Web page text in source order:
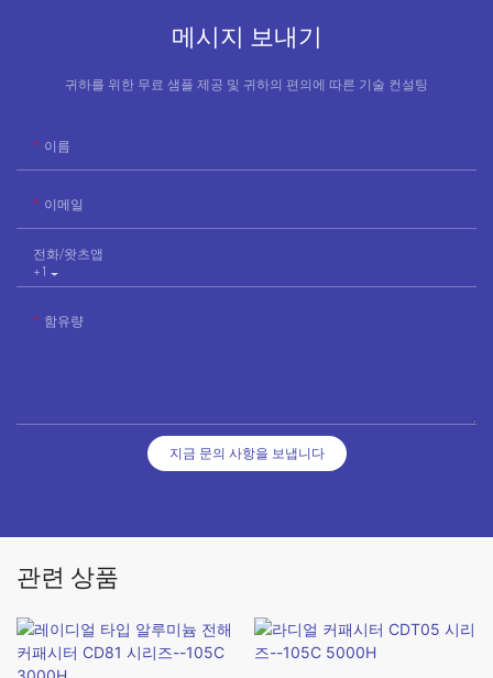
메시지 보내기
귀하를 위한 무료 샘플 제공 및 귀하의 편의에 따른 기술 컨설팅
이름
이메일
+1
전화/왓츠앱
함유량
지금 문의 사항을 보냅니다
관련 상품